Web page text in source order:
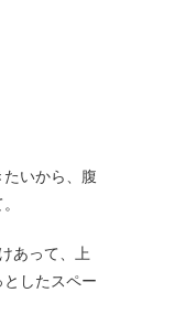
いから、腹
あって、上
したスペー